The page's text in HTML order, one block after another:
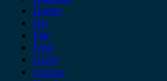
Dodge
DS
Fiat
Ford
Geely
Gonow